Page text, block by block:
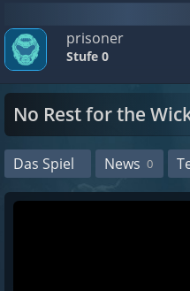
prisoner
Stufe 0
No Rest for the
Das Spiel News 0